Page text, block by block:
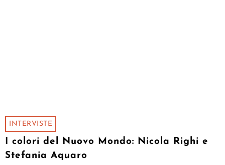
INTERVISTE
I colori del Nuovo Mondo: Nicola Righi e
Stefania Aquaro